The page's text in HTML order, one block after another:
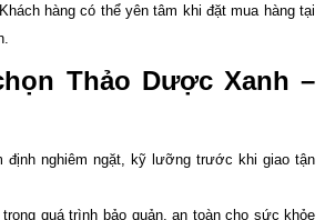
hàng có thể yên tâm khi đặt mua hàng tại
Thảo Dược Xanh –
định nghiêm ngặt, kỹ lưỡng trước khi giao tận
quá trình bảo quản, an toàn cho sức khỏe